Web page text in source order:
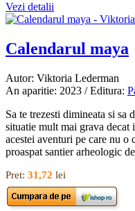
Vezi detalii
Calendarul maya
Autor: Viktoria Lederman
An aparitie: 2023 / Editura:
Sa te trezesti dimineata si sa
situatie mult mai grava
acestei aventuri pe care nu o
proaspat santier arheologic
Pret: 31,72 lei